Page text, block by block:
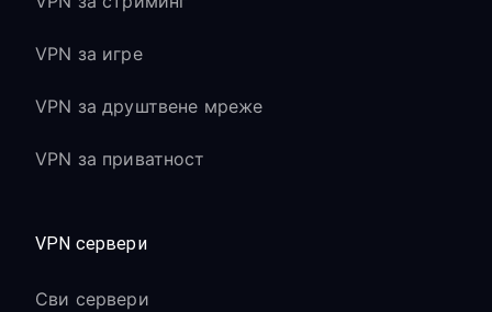
VPN за игре
VPN за друштвене мреже
VPN за приватност
VPN сервери
Сви сервери